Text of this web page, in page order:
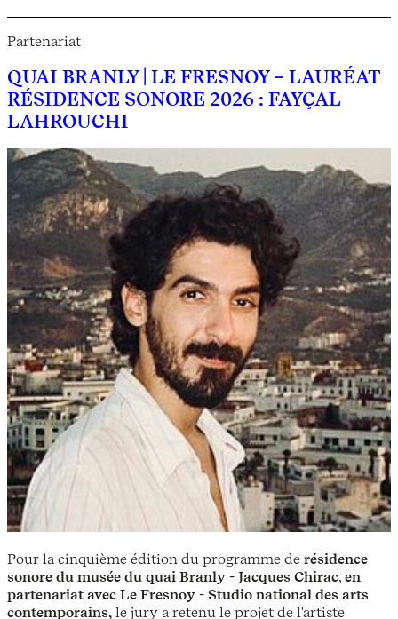
Partenariat
QUAI BRANLY | LE FRESNOY – LAURÉAT
RÉSIDENCE SONORE 2026 : FAYÇAL
LAHROUCHI
Pour la cinquième édition du programme de résidence
sonore du musée du quai Branly - Jacques Chirac, en
partenariat avec Le Fresnoy - Studio national des arts
contemporains, le jury a retenu le projet de l'artiste